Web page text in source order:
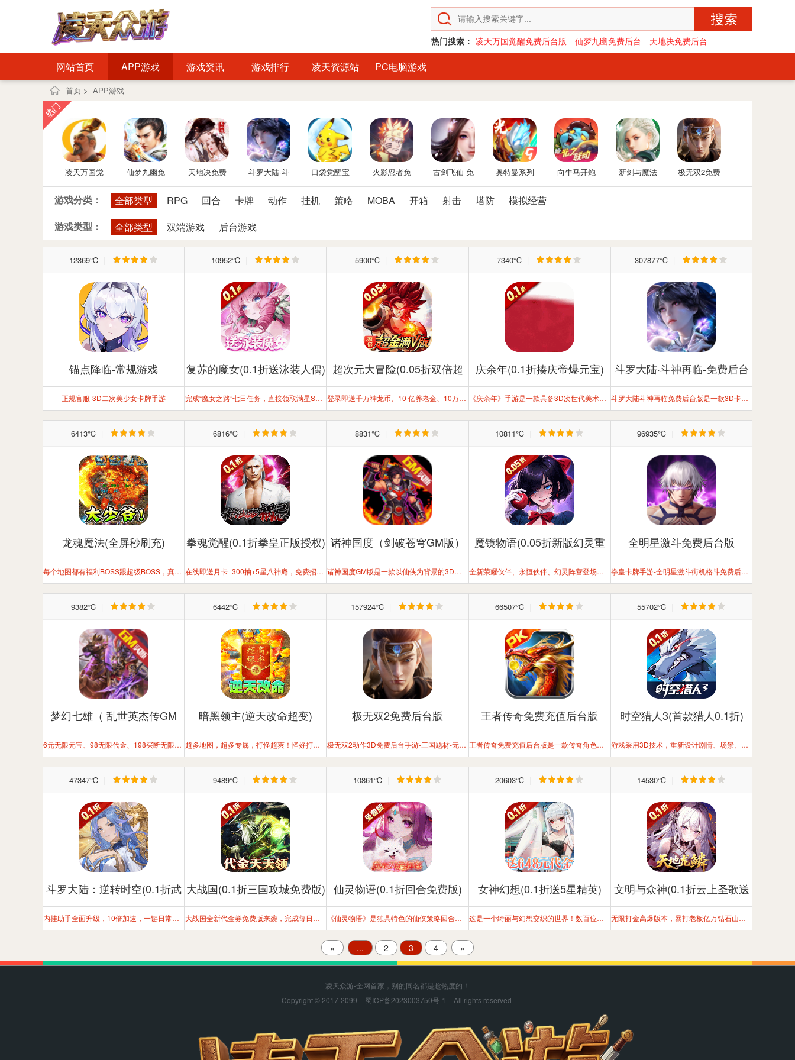
热门搜索： 凌天万国觉醒免费后台版 仙梦九幽免费后台 天地决免费后台
网站首页 APP游戏 游戏资讯 游戏排行 凌天资源站 PC电脑游戏
首页 > APP游戏
凌天万国觉
醒免费后台
版
仙梦九幽免
费后台
天地决免费
后台
斗罗大陆·斗
神再临-免费
后台版
口袋觉醒宝
可梦手游免
费后台
火影忍者免
费后台
古剑飞仙-免
费后台
奥特曼系列
OL免费内购
后台
向牛马开炮
免费后台版-
新剑与魔法
极无双2免费
后台版
游戏分类： 全部类型 RPG 回合 卡牌 动作 挂机 策略 MOBA 开箱 射击 塔防
模拟经营
游戏类型：
全部类型 双端游戏 后台游戏
12369℃
锚点降临-常规游戏
正规官服-3D二次美少女卡牌手游
10952℃
复苏的魔女(0.1折送泳装人偶)
完成“魔女之路”七日任务，直接领取满星SSR水月魔女！战力飙升，轻松觉醒！
5900℃
超次元大冒险(0.05折双倍超
金满V版)
登录即送千万神龙币、10 亿养老金、10万抽，七天得11星
7340℃
庆余年(0.1折揍庆帝爆元宝)
《庆余年》手游是一款具备3D次世代美术品质的MMORPG
307877℃
斗罗大陆·斗神再临-免费后台
版
斗罗大陆斗神再临免费后台版是一款3D卡牌斗罗手游
6413℃
龙魂魔法(全屏秒刷充)
每个地图都有福利BOSS跟超级BOSS，真实充值跟货币大量爆，每天随便白嫖上千元充值！
6816℃
拳魂觉醒(0.1折拳皇正版授权)
在线即送月卡+300抽+5星八神庵，免费招募直送7星+超绝觉醒
8831℃
诸神国度（剑破苍穹GM版）
诸神国度GM版是一款以仙侠为背景的3D格斗手游
10811℃
魔镜物语(0.05折新版幻灵重
燃)
全新荣耀伙伴、永恒伙伴、幻灵阵营登场，不一样的卡牌策略体验
96935℃
全明星激斗免费后台版
拳皇卡牌手游-全明星激斗街机格斗免费后台版手游
9382℃
梦幻七雄（ 乱世英杰传GM
版）
6元无限元宝、98无限代金、198买断无限道具
6442℃
暗黑领主(逆天改命超变)
超多地图，超多专属，打怪超爽！怪好打，装备好打，各种活动，参与即得超多奖励！
157924℃
极无双2免费后台版
极无双2动作3D免费后台手游-三国题材-无双动作手游
66507℃
王者传奇免费充值后台版
王者传奇免费充值后台版是一款传奇角色扮演手游
55702℃
时空猎人3(首款猎人0.1折)
游戏采用3D技术，重新设计剧情、场景、人物，动作更丝滑，特效酷炫而不浮夸，物理引擎升级后，横版格斗的爽快打击感更上一层楼。
47347℃
斗罗大陆：逆转时空(0.1折武
魂觉醒)
内挂助手全面升级，10倍加速，一键日常，解放双手
9489℃
大战国(0.1折三国攻城免费版)
大战国全新代金券免费版来袭，完成每日活跃任务免费领取648代金券，想买什么就买什么！
10861℃
仙灵物语(0.1折回合免费版)
《仙灵物语》是独具特色的仙侠策略回合制游戏。
20603℃
女神幻想(0.1折送5星精英)
这是一个绮丽与幻想交织的世界！数百位女神化身卡牌，等待你的召唤。
14530℃
文明与众神(0.1折云上圣歌送
亿钻)
无限打金高爆版本，暴打老板亿万钻石山等你挖！
« ... 2 3 4 »
凌天众游-全网首家，别的同名都是趁热度的！
Copyright © 2017-2099
蜀ICP备2023003750号-1 All rights reserved